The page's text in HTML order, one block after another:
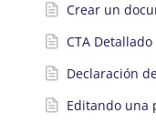
Crear un
CTA Detallado
Declaración
Editando una